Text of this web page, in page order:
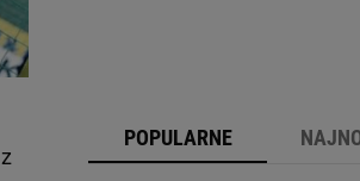
POPULARNE